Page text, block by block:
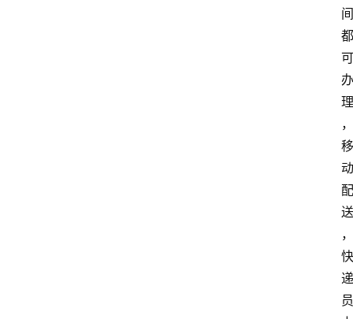
间
都
可
办
理
，
移
动
配
送
，
快
递
员